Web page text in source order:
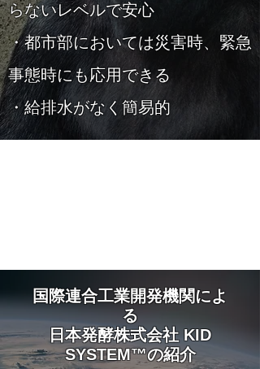
らないレベルで安心
・都市部においては災害時、緊急
事態時にも応用できる
​・給排水がなく簡易的
​国際連合工業開発機関によ
る
日本発酵株式会社 KID
SYSTEM™の紹介